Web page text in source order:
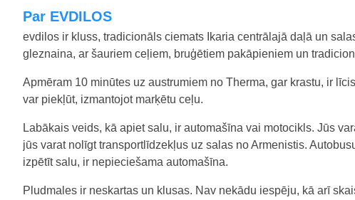
Par EVDILOS
evdilos ir kluss, tradicionāls ciemats Ikaria centrālajā daļā un
gleznaina, ar šauriem ceļiem, bruģētiem pakāpieniem un
Apmēram 10 minūtes uz austrumiem no Therma, gar krastu, ir
var piekļūt, izmantojot marķētu ceļu.
Labākais veids, kā apiet salu, ir automašīna vai motocikls. Jūs
jūs varat nolīgt transportlīdzekļus uz salas no Armenistis.
izpētīt salu, ir nepieciešama automašīna.
Pludmales ir neskartas un klusas. Nav nekādu iespēju, kā arī